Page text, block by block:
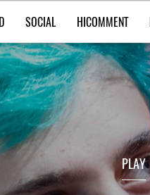
SOCIAL HICOMMENT
PLAY